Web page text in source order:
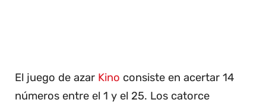
El juego de azar Kino consiste en acertar 14
números entre el 1 y el 25. Los catorce